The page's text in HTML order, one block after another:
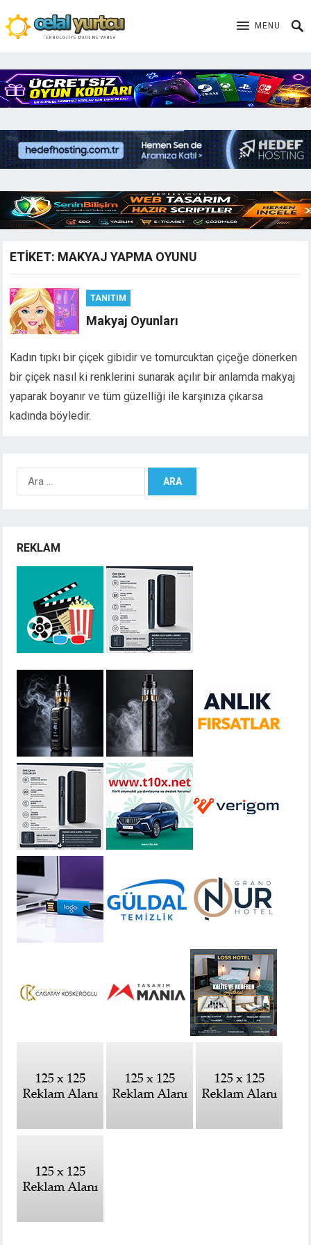
MENU
ETIKET: MAKYAJ YAPMA OYUNU
TANITIM
Makyaj Oyunları
Kadın tıpkı bir çiçek gibidir ve tomurcuktan çiçeğe dönerken
bir çiçek nasıl ki renklerini sunarak açılır bir anlamda makyaj
yaparak boyanır ve tüm güzelliği ile karşınıza çıkarsa
kadında böyledir.
Arama:
REKLAM